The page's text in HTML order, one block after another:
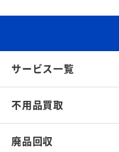
サービス一覧
不用品買取
廃品回収